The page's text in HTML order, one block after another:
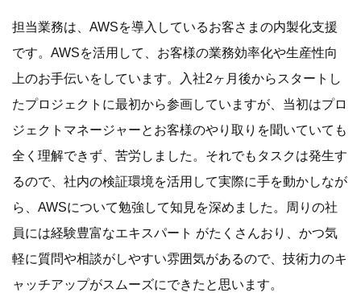
担当業務は、AWSを導入しているお客さまの内製化支援
です。AWSを活用して、お客様の業務効率化や生産性向
上のお手伝いをしています。入社2ヶ月後からスタートし
たプロジェクトに最初から参画していますが、当初はプロ
ジェクトマネージャーとお客様のやり取りを聞いていても
全く理解できず、苦労しました。それでもタスクは発生す
るので、社内の検証環境を活用して実際に手を動かしなが
ら、AWSについて勉強して知見を深めました。周りの社
員には経験豊富なエキスパート がたくさんおり、かつ気
軽に質問や相談がしやすい雰囲気があるので、技術力のキ
ャッチアップがスムーズにできたと思います。